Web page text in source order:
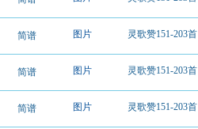
简谱 图片 灵歌赞151-203首
简谱 图片 灵歌赞151-203首
简谱 图片 灵歌赞151-203首